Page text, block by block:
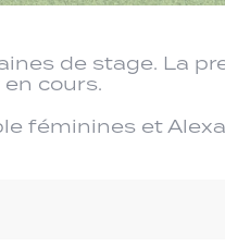
de stage. La
cours.
féminines et